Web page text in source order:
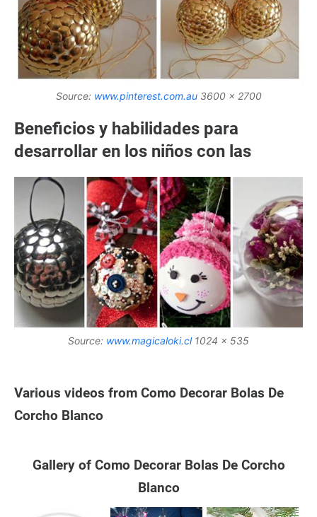
Source: www.pinterest.com.au3600 x 2700
Beneficios y habilidades para
desarrollar en los niños con las
Source: www.magicaloki.cl1024 x 535
Various videos from Como Decorar Bolas De
Corcho Blanco
Gallery of Como Decorar Bolas De Corcho
Blanco